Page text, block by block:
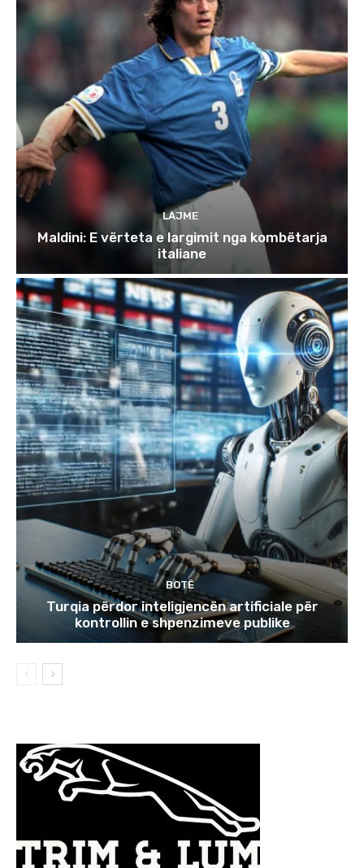
LAJME
Maldini: E vërteta e largimit nga kombëtarja
italiane
BOTË
Turqia përdor inteligjencën artificiale për
kontrollin e shpenzimeve publike